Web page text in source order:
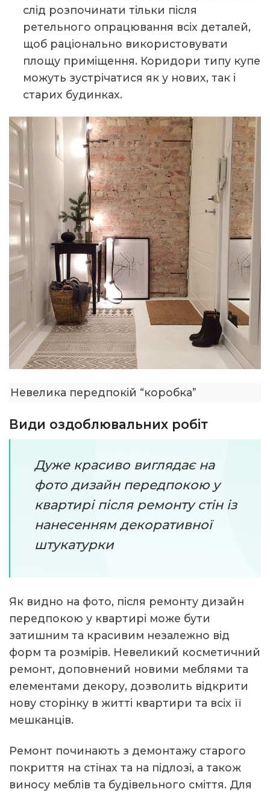
слід розпочинати тільки після
ретельного опрацювання всіх деталей,
щоб раціонально використовувати
площу приміщення. Коридори типу купе
можуть зустрічатися як у нових, так і
старих будинках.
Невелика передпокій “коробка”
Види оздоблювальних робіт
Дуже красиво виглядає на
фото дизайн передпокою у
квартирі після ремонту стін із
нанесенням декоративної
штукатурки
Як видно на фото, після ремонту дизайн
передпокою у квартирі може бути
затишним та красивим незалежно від
форм та розмірів. Невеликий косметичний
ремонт, доповнений новими меблями та
елементами декору, дозволить відкрити
нову сторінку в житті квартири та всіх її
мешканців.
Ремонт починають з демонтажу старого
покриття на стінах та на підлозі, а також
виносу меблів та будівельного сміття. Для